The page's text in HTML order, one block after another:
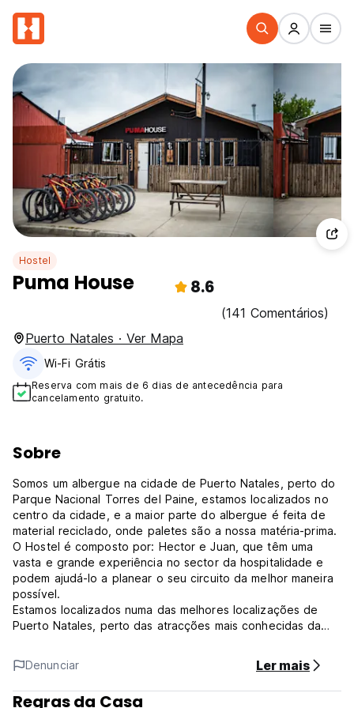
Hostel
Puma House 8.6
(141 Comentários)
Puerto Natales · Ver Mapa
Wi-Fi Grátis
Reserva com mais de 6 dias de antecedência para
cancelamento gratuito.
Sobre
Somos um albergue na cidade de Puerto Natales, perto do
Parque Nacional Torres del Paine, estamos localizados no
centro da cidade, e a maior parte do albergue é feita de
material reciclado, onde paletes são a nossa matéria-prima.
O Hostel é composto por: Hector e Juan, que têm uma
vasta e grande experiência no sector da hospitalidade e
podem ajudá-lo a planear o seu circuito da melhor maneira
possível.
Estamos localizados numa das melhores localizações de
Puerto Natales, perto das atracções mais conhecidas da
Locomotora Mc Lleland- Plaza Puerto Natales, Monumento
de la Mano, Muelle Viejo, entre outros pontos de referência
e atracções essenciais da nossa cidade.
Temos dois estilos de quartos. Por um lado, temos
Denunciar Ler mais
Regras da Casa